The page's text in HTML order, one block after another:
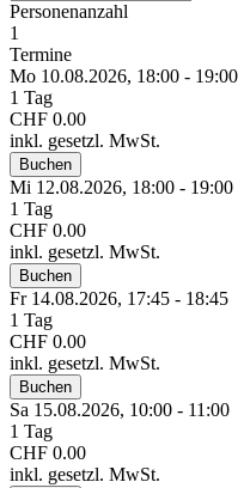
Personenanzahl
1
Termine
Mo 10.08.2026, 18:00 - 19:00
1 Tag
CHF 0.00
inkl. gesetzl. MwSt.
Buchen
Mi 12.08.2026, 18:00 - 19:00
1 Tag
CHF 0.00
inkl. gesetzl. MwSt.
Buchen
Fr 14.08.2026, 17:45 - 18:45
1 Tag
CHF 0.00
inkl. gesetzl. MwSt.
Buchen
Sa 15.08.2026, 10:00 - 11:00
1 Tag
CHF 0.00
inkl. gesetzl. MwSt.